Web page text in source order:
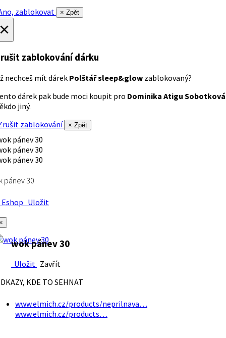
zablokovat
× Zpět
zablokování dárku
nechceš mít dárek Polštář sleep&glow zablokovaný?
dárek pak bude moci koupit pro Dominika Atigu Sobotková
jiný.
zablokování
× Zpět
pánev 30
Uložit
wok pánev 30
Uložit Zavřít
KDE TO SEHNAT
www.elmich.cz/products/neprilnava…
www.elmich.cz/products…